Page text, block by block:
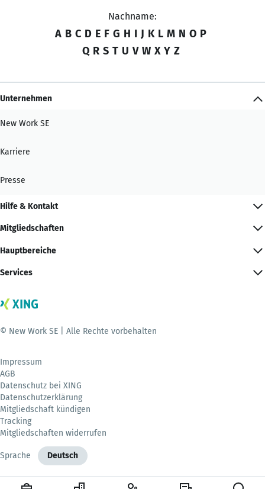
Nachname:
A B C D E F G H I J K L M N O P
Q R S T U V W X Y Z
Unternehmen
New Work SE
Karriere
Presse
Hilfe & Kontakt
Mitgliedschaften
Hauptbereiche
Services
© New Work SE | Alle Rechte vorbehalten
Impressum
AGB
Datenschutz bei XING
Datenschutzerklärung
Mitgliedschaft kündigen
Tracking
Mitgliedschaften widerrufen
Sprache Deutsch